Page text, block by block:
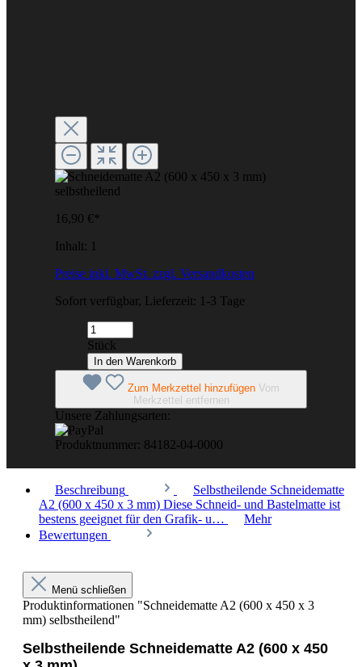
16,90 €*
Inhalt: 1
Preise inkl. MwSt. zzgl. Versandkosten
Sofort verfügbar, Lieferzeit: 1-3 Tage
Stück
In den Warenkorb
Zum Merkzettel hinzufügen Vom
Merkzettel entfernen
Unsere Zahlungsarten:
Produktnummer: 84182-04-0000
Beschreibung
Selbstheilende Schneidematte
A2 (600 x 450 x 3 mm) Diese Schneid- und Bastelmatte ist
bestens geeignet für den Grafik- u…
Mehr
Bewertungen
Menü schließen
Produktinformationen "Schneidematte A2 (600 x 450 x 3
mm) selbstheilend"
Selbstheilende Schneidematte A2 (600 x 450